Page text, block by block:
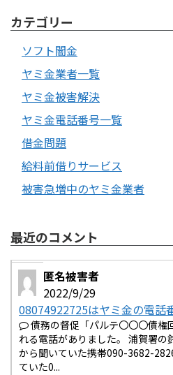
カテゴリー
ソフト闇金
ヤミ金業者一覧
ヤミ金被害解決
ヤミ金電話番号一覧
借金問題
給料前借りサービス
被害急増中のヤミ金業者
最近のコメント
匿名被害者
2022/9/29
08074922725はヤミ金の電話
債務の督促「パルテ〇〇〇債権
れる電話がありました。 浦賀署
から聞いていた携帯090-3682-
ていた0...